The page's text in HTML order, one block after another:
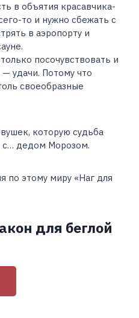
в объятия красавчика-
то и нужно сбежать с
в аэропорту и
посочувствовать и
удачи. Потому что
своеобразные
которую судьба
с… дедом Морозом.
по этому миру «Наг для
для беглой